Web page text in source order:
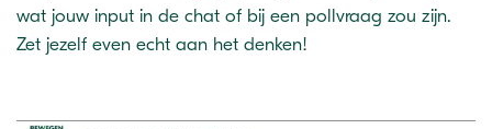
wat jouw input in de chat of bij een pollvraag zou zijn.
Zet jezelf even echt aan het denken!